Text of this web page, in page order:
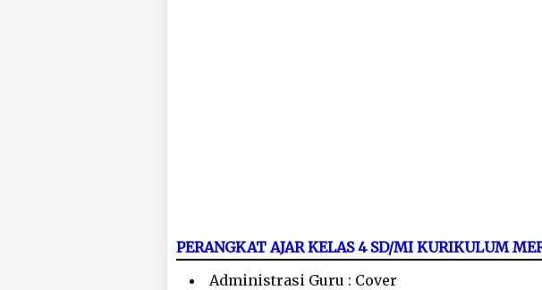
PERANGKAT AJAR KELAS 4 SD/MI KURIKULUM
Administrasi Guru : Cover